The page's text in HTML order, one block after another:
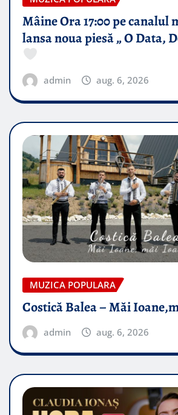
Mâine Ora 17:00 pe canalul
lansa noua piesă „ O Data,
admin aug. 6, 2026
MUZICA POPULARA
Costică Balea – Măi
admin aug. 6, 2026